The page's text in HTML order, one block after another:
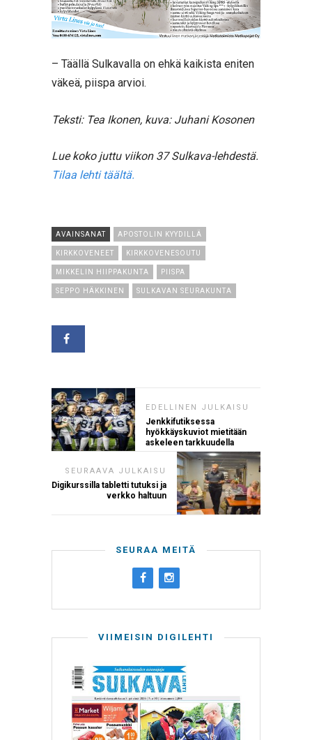
– Täällä Sulkavalla on ehkä kaikista eniten
väkeä, piispa arvioi.
Teksti: Tea Ikonen, kuva: Juhani Kosonen
Lue koko juttu viikon 37 Sulkava-lehdestä.
Tilaa lehti täältä.
AVAINSANAT APOSTOLIN KYYDILLÄ
KIRKKOVENEET KIRKKOVENESOUTU
MIKKELIN HIIPPAKUNTA PIISPA
SEPPO HÄKKINEN SULKAVAN SEURAKUNTA
EDELLINEN JULKAISU
Jenkkifutiksessa
hyökkäyskuviot mietitään
askeleen tarkkuudella
SEURAAVA JULKAISU
Digikurssilla tabletti tutuksi ja
verkko haltuun
SEURAA MEITÄ
VIIMEISIN DIGILEHTI